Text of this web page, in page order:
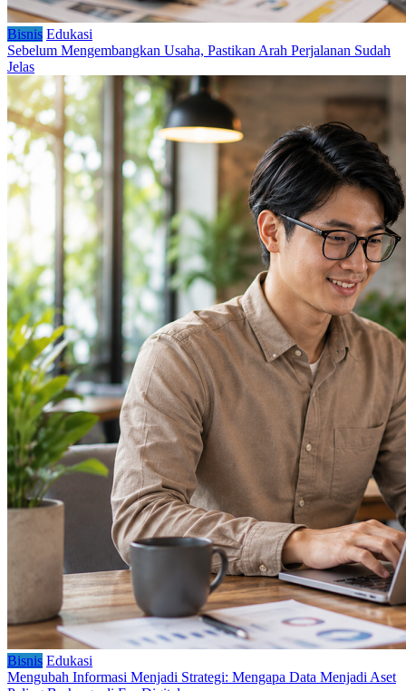
Bisnis Edukasi
Sebelum Mengembangkan Usaha, Pastikan Arah Perjalanan Sudah
Jelas
Bisnis Edukasi
Mengubah Informasi Menjadi Strategi: Mengapa Data Menjadi Aset